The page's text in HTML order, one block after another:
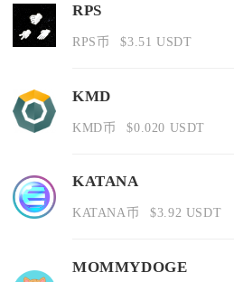
RPS
RPS币 $3.51 USDT
KMD
KMD币 $0.020 USDT
KATANA
KATANA币 $3.92 USDT
MOMMYDOGE